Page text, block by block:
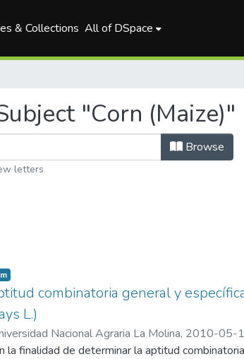
& Collections All of DSpace
"Corn (Maize)"
Browse
letters
combinatoria general y
L.)
Nacional Agraria La Molina, 2010-05-
la finalidad de determinar la aptitud